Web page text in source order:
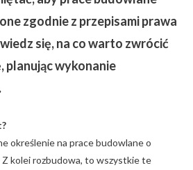
zgodnie z przepisami prawa
się, na co warto zwrócić
planując wykonanie
określenie na prace budowlane o
kolei rozbudowa, to wszystkie te